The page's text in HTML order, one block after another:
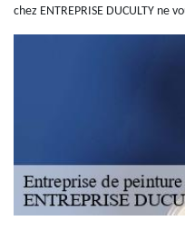
chez ENTREPRISE DUCULTY ne